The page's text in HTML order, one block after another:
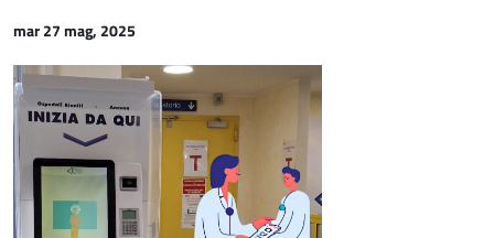
mar 27 mag, 2025